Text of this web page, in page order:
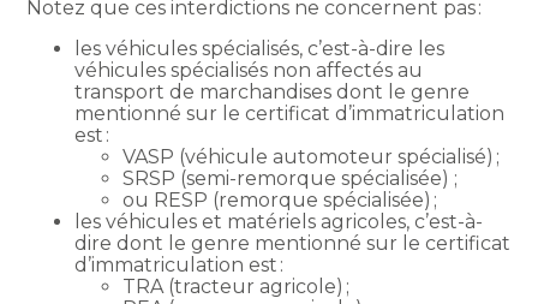
Notez que ces interdictions ne concernent pas :
les véhicules spécialisés, c’est-à-dire les
véhicules spécialisés non affectés au
transport de marchandises dont le genre
mentionné sur le certificat d’immatriculation
est :
VASP (véhicule automoteur spécialisé) ;
SRSP (semi-remorque spécialisée) ;
ou RESP (remorque spécialisée) ;
les véhicules et matériels agricoles, c’est-à-
dire dont le genre mentionné sur le certificat
d’immatriculation est :
TRA (tracteur agricole) ;